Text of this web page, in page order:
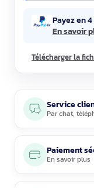
Payez en
En savoir
Télécharger la
Service
Parchat,
Paiement
En savoir plus